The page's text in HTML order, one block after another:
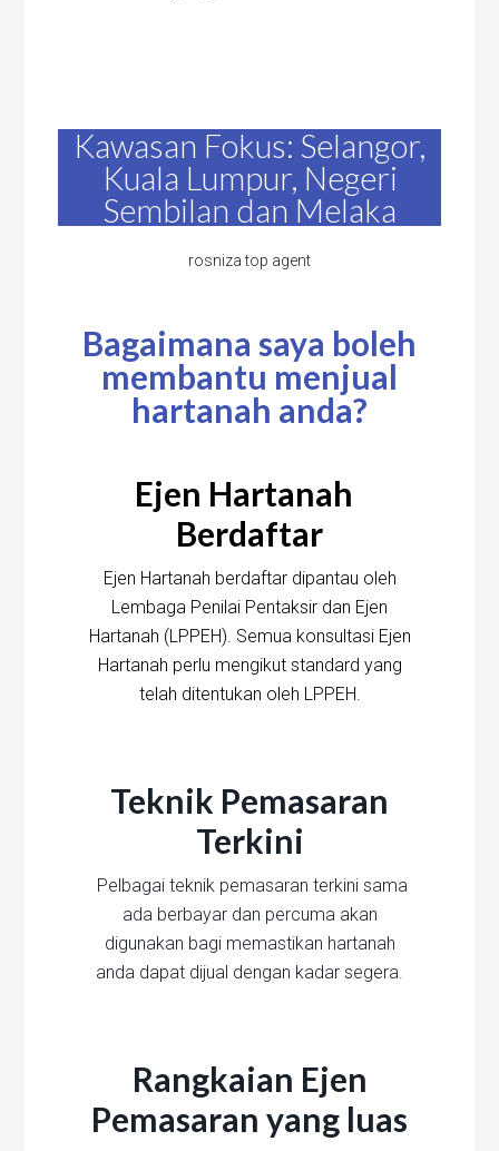
Kawasan Fokus: Selangor,
Kuala Lumpur, Negeri
Sembilan dan Melaka
rosniza top agent
Bagaimana saya boleh
membantu menjual
hartanah anda?
Ejen Hartanah
Berdaftar
Ejen Hartanah berdaftar dipantau oleh
Lembaga Penilai Pentaksir dan Ejen
Hartanah (LPPEH). Semua konsultasi Ejen
Hartanah perlu mengikut standard yang
telah ditentukan oleh LPPEH.
Teknik Pemasaran
Terkini
Pelbagai teknik pemasaran terkini sama
ada berbayar dan percuma akan
digunakan bagi memastikan hartanah
anda dapat dijual dengan kadar segera.
Rangkaian Ejen
Pemasaran yang luas